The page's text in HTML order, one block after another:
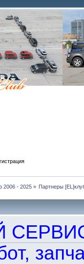
2006 - 2025» Партнеры